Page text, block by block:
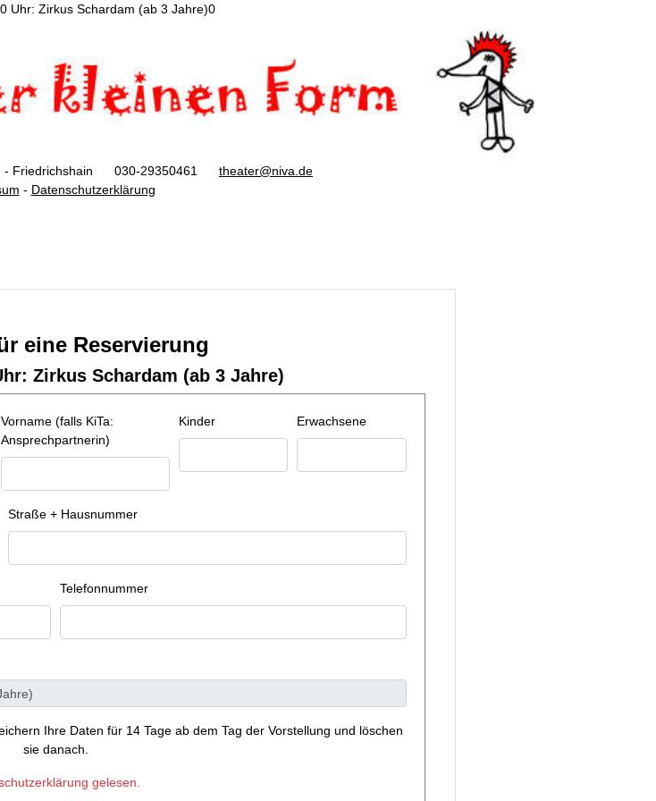
Uhr: Zirkus Schardam (ab 3 Jahre)0
- Friedrichshain 030-29350461 theater@niva.de
- Datenschutzerklärung
eine Reservierung
Zirkus Schardam (ab 3 Jahre)
Vorname (falls KiTa:
Ansprechpartnerin)
Kinder Erwachsene
Straße + Hausnummer
Telefonnummer
Ihre Daten für 14 Tage ab dem Tag der Vorstellung und löschen
sie danach.
gelesen.